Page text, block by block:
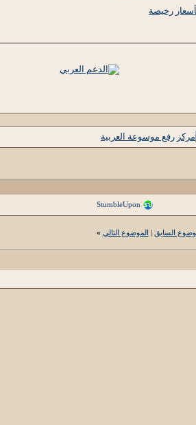
رخيصة
StumbleUpon
السابق | الموضوع التالي »